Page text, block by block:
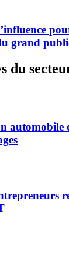
grand
du
automobile